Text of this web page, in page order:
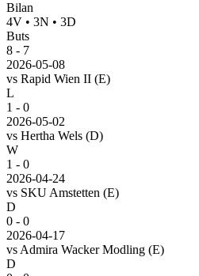
Bilan
4V • 3N • 3D
Buts
8 - 7
2026-05-08
vs Rapid Wien II (E)
L
1 - 0
2026-05-02
vs Hertha Wels (D)
W
1 - 0
2026-04-24
vs SKU Amstetten (E)
D
0 - 0
2026-04-17
vs Admira Wacker Modling (E)
D